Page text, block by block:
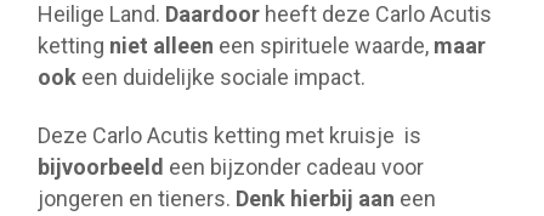
Heilige Land. Daardoor heeft deze Carlo Acutis
ketting niet alleen een spirituele waarde, maar
ook een duidelijke sociale impact.
Deze Carlo Acutis ketting met kruisje is
bijvoorbeeld een bijzonder cadeau voor
jongeren en tieners. Denk hierbij aan een